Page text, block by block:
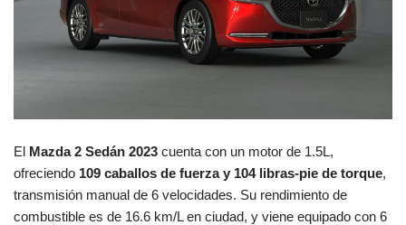
El Mazda 2 Sedán 2023 cuenta con un motor de 1.5L,
ofreciendo 109 caballos de fuerza y 104 libras-pie de torque,
transmisión manual de 6 velocidades. Su rendimiento de
combustible es de 16.6 km/L en ciudad, y viene equipado con 6